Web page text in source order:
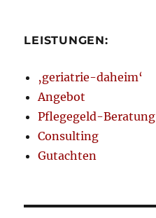
LEISTUNGEN:
‚geriatrie-daheim‘
Angebot
Pflegegeld-Beratung
Consulting
Gutachten